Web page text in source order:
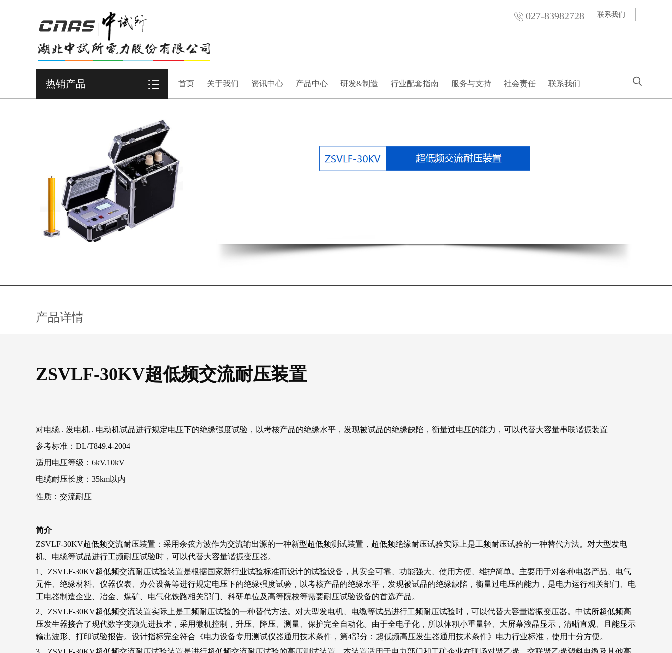
027-83982728 联系我们
热销产品 首页 关于我们 资讯中心 产品中心 研发&制造 行业配套指南 服务与支持 社会责任 联系我们
产品详情
ZSVLF-30KV超低频交流耐压装置
对电缆 . 发电机 . 电动机试品进行规定电压下的绝缘强度试验，以考核产品的绝缘水平，发现被试品的绝缘缺陷，衡量过电压的能力，可以代替大容量串联谐振装置
参考标准：DL/T849.4-2004
适用电压等级：6kV.10kV
电缆耐压长度：35km以内
性质：交流耐压
简介
ZSVLF-30KV超低频交流耐压装置：采用余弦方波作为交流输出源的一种新型超低频测试装置，超低频绝缘耐压试验实际上是工频耐压试验的一种替代方法。对大型发电
机、电缆等试品进行工频耐压试验时，可以代替大容量谐振变压器。
1、ZSVLF-30KV超低频交流耐压试验装置是根据国家新行业试验标准而设计的试验设备，其安全可靠、功能强大、使用方便、维护简单。主要用于对各种电器产品、电气
元件、绝缘材料、仪器仪表、办公设备等进行规定电压下的绝缘强度试验，以考核产品的绝缘水平，发现被试品的绝缘缺陷，衡量过电压的能力，是电力运行相关部门、电
工电器制造企业、冶金、煤矿、电气化铁路相关部门、科研单位及高等院校等需要耐压试验设备的首选产品。
2、ZSVLF-30KV超低频交流装置实际上是工频耐压试验的一种替代方法。对大型发电机、电缆等试品进行工频耐压试验时，可以代替大容量谐振变压器。中试所超低频高
压发生器接合了现代数字变频先进技术，采用微机控制，升压、降压、测量、保护完全自动化。由于全电子化，所以体积小重量轻、大屏幕液晶显示，清晰直观、且能显示
输出波形、打印试验报告。设计指标完全符合《电力设备专用测试仪器通用技术条件，第4部分：超低频高压发生器通用技术条件》电力行业标准，使用十分方便。
3、ZSVLF-30KV超低频交流耐压试验装置是进行超低频交流耐压试验的高压测试装置，本装置适用于电力部门和工矿企业在现场对聚乙烯、交联聚乙烯塑料电缆及其他高